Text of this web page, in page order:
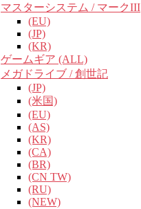
マスターシステム / マークIII
(EU)
(JP)
(KR)
ゲームギア (ALL)
メガドライブ / 創世記
(JP)
(米国)
(EU)
(AS)
(KR)
(CA)
(BR)
(CN TW)
(RU)
(NEW)